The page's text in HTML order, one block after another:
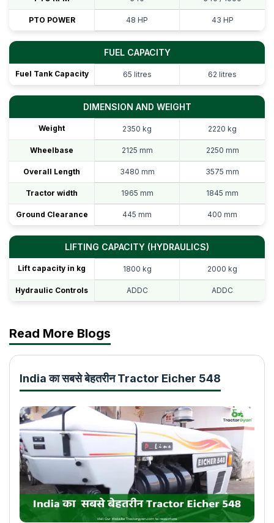
PTO POWER 48 HP 43 HP
FUEL CAPACITY
Fuel Tank Capacity 65 litres 62 litres
DIMENSION AND WEIGHT
Weight 2350 kg 2220 kg
Wheelbase 2125 mm 2250 mm
Overall Length 3480 mm 3575 mm
Tractor width 1965 mm 1845 mm
Ground Clearance 445 mm 400 mm
LIFTING CAPACITY (HYDRAULICS)
Lift capacity in kg 1800 kg 2000 kg
Hydraulic Controls ADDC ADDC
Read More Blogs
India का सबसे बेहतरीन Tractor Eicher 548